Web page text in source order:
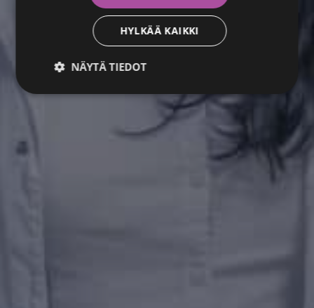
HYLKÄÄ KAIKKI
NÄYTÄ TIEDOT